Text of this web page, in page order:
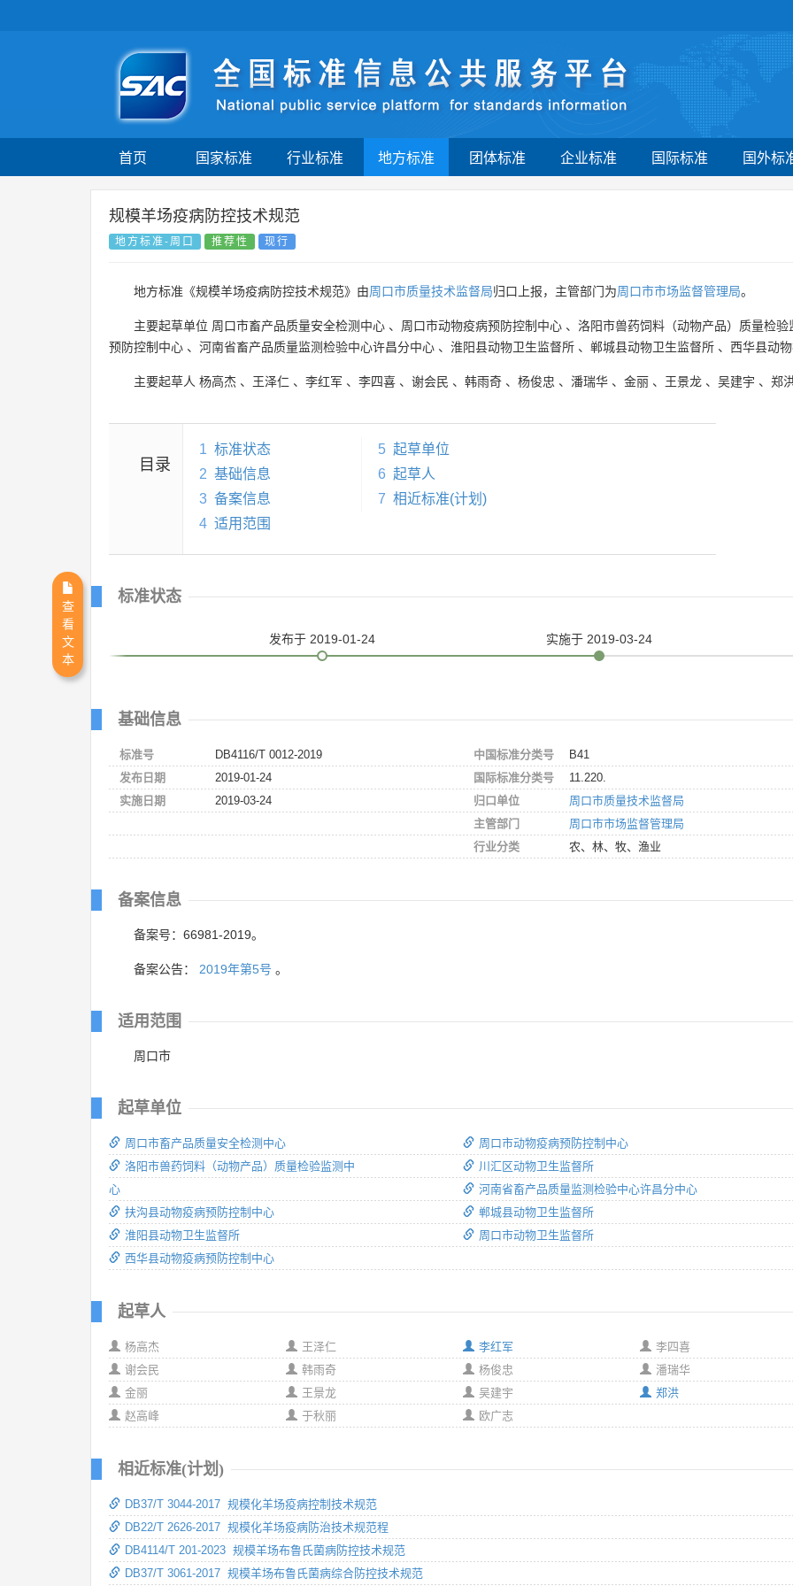
首页 国家标准 行业标准 地方标准 团体标准 企业标准 国际标准 国外标
规模羊场疫病防控技术规范
地方标准-周口 推荐性 现行
地方标准《规模羊场疫病防控技术规范》由周口市质量技术监督局归口上报，主管部门为周口市市场监督管理局。
主要起草单位 周口市畜产品质量安全检测中心 、 周口市动物疫病预防控制中心 、 洛阳市兽药饲料（动物产品）质量检验
预防控制中心 、 河南省畜产品质量监测检验中心许昌分中心 、 淮阳县动物卫生监督所 、 郸城县动物卫生监督所 、 西华县动
主要起草人 杨高杰 、 王泽仁 、 李红军 、 李四喜 、 谢会民 、 韩雨奇 、 杨俊忠 、 潘瑞华 、 金丽 、 王景龙 、 吴建宇 、 郑
目录
1 标准状态
2 基础信息
3 备案信息
4 适用范围
5 起草单位
6 起草人
7 相近标准(计划)
标准状态
发布于 2019-01-24 实施于 2019-03-24
基础信息
标准号
DB4116/T 0012-2019
发布日期
2019-01-24
实施日期
2019-03-24
中国标准分类号
B41
国际标准分类号
11.220.
归口单位
周口市质量技术监督局
主管部门
周口市市场监督管理局
行业分类
农、林、牧、渔业
备案信息
备案号：66981-2019。
备案公告： 2019年第5号 。
适用范围
周口市
起草单位
周口市畜产品质量安全检测中心
洛阳市兽药饲料（动物产品）质量检验监测中
心
扶沟县动物疫病预防控制中心
淮阳县动物卫生监督所
西华县动物疫病预防控制中心
周口市动物疫病预防控制中心
川汇区动物卫生监督所
河南省畜产品质量监测检验中心许昌分中心
郸城县动物卫生监督所
周口市动物卫生监督所
起草人
杨高杰
王泽仁
谢会民
韩雨奇
金丽
王景龙
赵高峰
于秋丽
李红军
李四喜
杨俊忠
潘瑞华
吴建宇
郑洪
欧广志
相近标准(计划)
DB37/T 3044-2017 规模化羊场疫病控制技术规范
DB22/T 2626-2017 规模化羊场疫病防治技术规范程
DB4114/T 201-2023 规模羊场布鲁氏菌病防控技术规范
DB37/T 3061-2017 规模羊场布鲁氏菌病综合防控技术规范
查
看
文
本